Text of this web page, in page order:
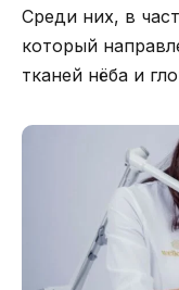
Среди них, в
который
тканей нёба и